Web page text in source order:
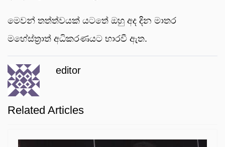
මෙවන් තත්ත්වයක් යටතේ ඔහු අද දින මාතර
මහේස්ත්‍රාත් අධිකරණයට භාරවී ඇත.
editor
Related Articles